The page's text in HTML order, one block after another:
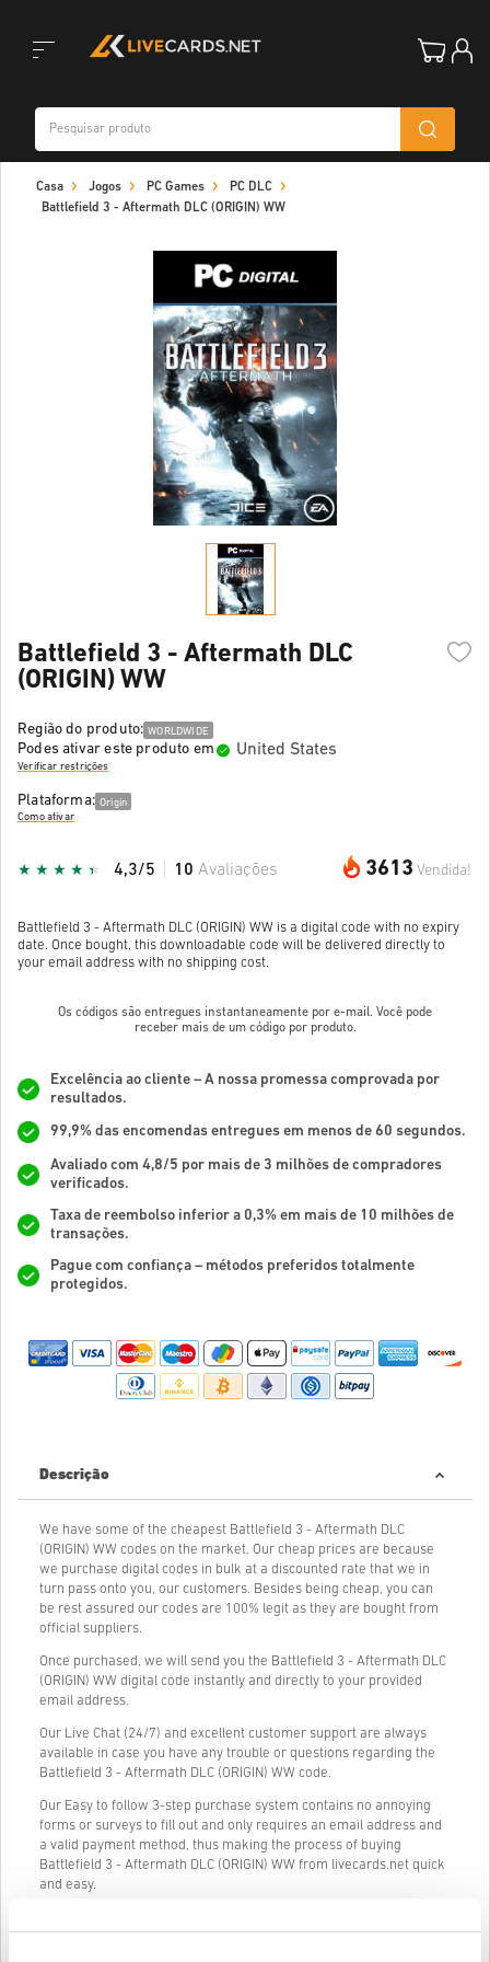
navigation
Casa Jogos PC Games
PC DLC
Battlefield 3 - Aftermath DLC (ORIGIN) WW
Battlefield 3 - Aftermath DLC
(ORIGIN) WW
Região do produto: WORLDWIDE
Podes ativar este produto em United States
Verificar restrições
Plataforma: Origin
Como ativar
3613 Vendida!
4,3/5 10 Avaliações
Battlefield 3 - Aftermath DLC (ORIGIN) WW is a digital code with no expiry
date. Once bought, this downloadable code will be delivered directly to
your email address with no shipping cost.
Os códigos são entregues instantaneamente por e-mail. Você pode
receber mais de um código por produto.
Excelência ao cliente – A nossa promessa comprovada por
resultados.
99,9% das encomendas entregues em menos de 60 segundos.
Avaliado com 4,8/5 por mais de 3 milhões de compradores
verificados.
Taxa de reembolso inferior a 0,3% em mais de 10 milhões de
transações.
Pague com confiança – métodos preferidos totalmente
protegidos.
Descrição
We have some of the cheapest Battlefield 3 - Aftermath DLC
(ORIGIN) WW codes on the market. Our cheap prices are because
we purchase digital codes in bulk at a discounted rate that we in
turn pass onto you, our customers. Besides being cheap, you can
be rest assured our codes are 100% legit as they are bought from
official suppliers.
Once purchased, we will send you the Battlefield 3 - Aftermath DLC
(ORIGIN) WW digital code instantly and directly to your provided
email address.
Our Live Chat (24/7) and excellent customer support are always
available in case you have any trouble or questions regarding the
Battlefield 3 - Aftermath DLC (ORIGIN) WW code.
Our Easy to follow 3-step purchase system contains no annoying
forms or surveys to fill out and only requires an email address and
a valid payment method, thus making the process of buying
Battlefield 3 - Aftermath DLC (ORIGIN) WW from livecards.net quick
and easy.